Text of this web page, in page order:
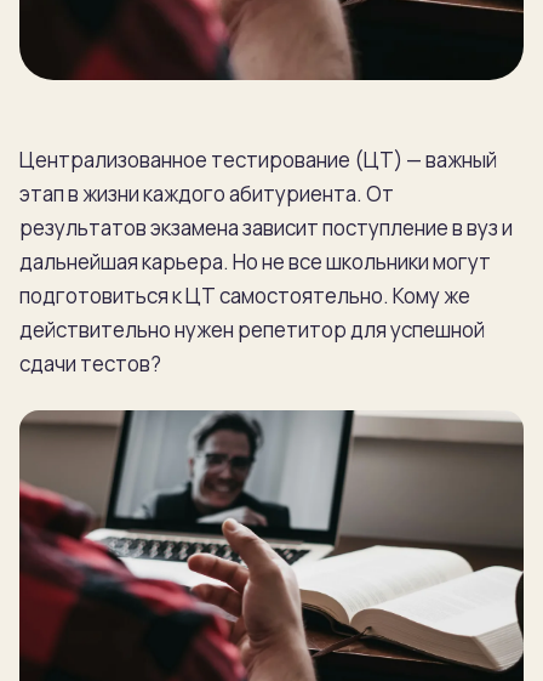
Централизованное тестирование (ЦТ) — важный
этап в жизни каждого абитуриента. От
результатов экзамена зависит поступление в вуз и
дальнейшая карьера. Но не все школьники могут
подготовиться к ЦТ самостоятельно. Кому же
действительно нужен репетитор для успешной
сдачи тестов?